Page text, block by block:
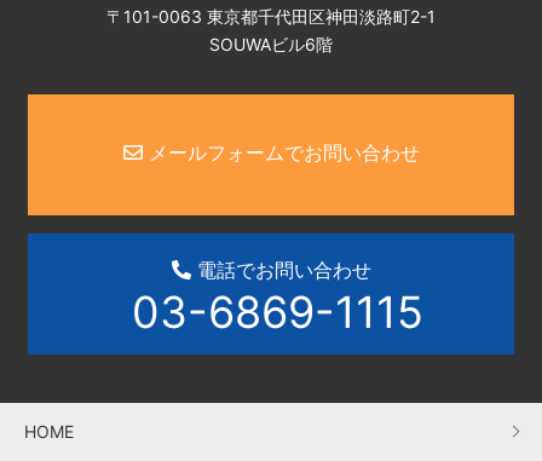
〒101-0063 東京都千代田区神田淡路町2-1
SOUWAビル6階
メールフォームでお問い合わせ
電話でお問い合わせ
03-6869-1115
HOME